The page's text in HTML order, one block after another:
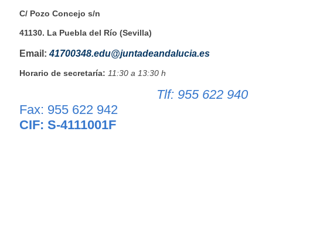
C/ Pozo Concejo s/n
41130. La Puebla del Río (Sevilla)
Email:41700348.edu@juntadeandalucia.es
Horario de secretaría: 11:30 a 13:30 h
Tlf: 955 622 940
Fax: 955 622 942
CIF: S-4111001F